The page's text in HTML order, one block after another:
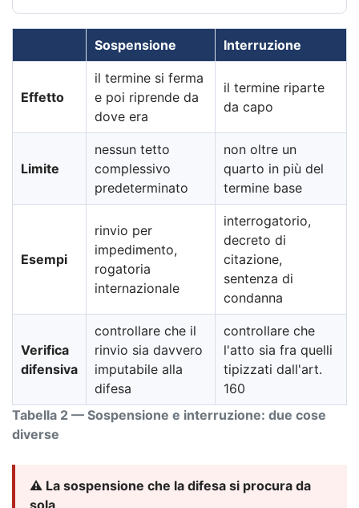
Tabella 2 — Sospensione e interruzione: due cose
diverse
Sospensione Interruzione
Effetto
il termine si ferma
e poi riprende da
dove era
il termine riparte
da capo
Limite
nessun tetto
complessivo
predeterminato
non oltre un
quarto in più del
termine base
Esempi
rinvio per
impedimento,
rogatoria
internazionale
interrogatorio,
decreto di
citazione,
sentenza di
condanna
Verifica
difensiva
controllare che il
rinvio sia davvero
imputabile alla
difesa
controllare che
l'atto sia fra quelli
tipizzati dall'art.
160
⚠️ La sospensione che la difesa si procura da
sola